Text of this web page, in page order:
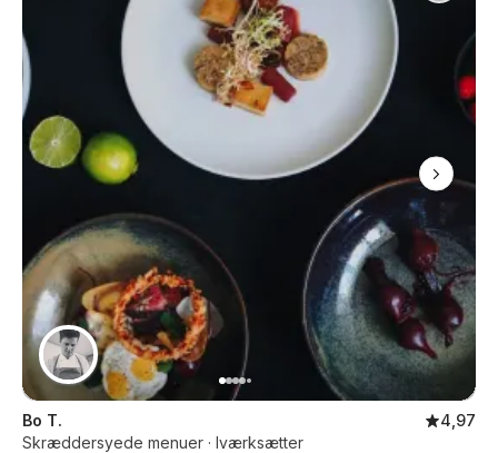
Bo T.
4,97
Skræddersyede menuer · Iværksætter